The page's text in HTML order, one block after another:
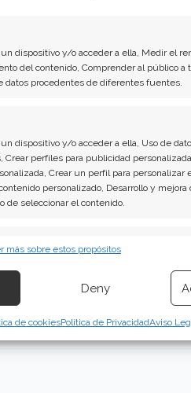
dispositivo y/o acceder a ella, Medir el
del contenido, Comprender al público a
datos procedentes de diferentes fuentes.
dispositivo y/o acceder a ella, Uso de
Crear perfiles para publicidad
Crear un perfil para personalizar
personalizado, Desarrollo y mejora
de seleccionar el contenido.
automática.
evitar y detectar fraudes, y
publicidad y contenido,
más sobre estos propósitos
Deny
de cookiesPolítica de PrivacidadAviso
El nuevo Análisis de
son contundentes:
Diseno Textil Inditex.
actual del 1 de
¡Lee más aquí!